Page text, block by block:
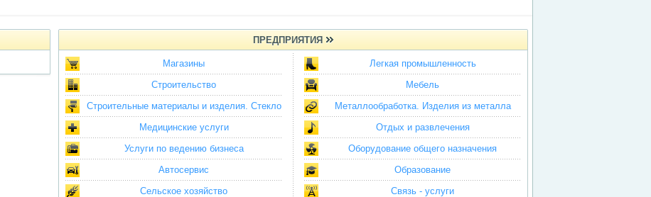
ПРЕДПРИЯТИЯ
Магазины
Строительство
Строительные материалы и изделия. Стекло
Медицинские услуги
Услуги по ведению бизнеса
Автосервис
Сельское хозяйство
Легкая промышленность
Мебель
Металлообработка. Изделия из металла
Отдых и развлечения
Оборудование общего назначения
Образование
Связь - услуги